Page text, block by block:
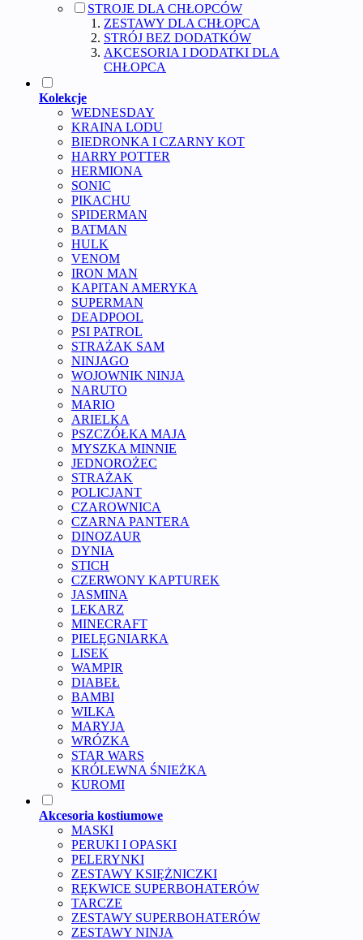
STROJE DLA CHŁOPCÓW
ZESTAWY DLA CHŁOPCA
STRÓJ BEZ DODATKÓW
AKCESORIA I DODATKI DLA
CHŁOPCA
Kolekcje
WEDNESDAY
KRAINA LODU
BIEDRONKA I CZARNY KOT
HARRY POTTER
HERMIONA
SONIC
PIKACHU
SPIDERMAN
BATMAN
HULK
VENOM
IRON MAN
KAPITAN AMERYKA
SUPERMAN
DEADPOOL
PSI PATROL
STRAŻAK SAM
NINJAGO
WOJOWNIK NINJA
NARUTO
MARIO
ARIELKA
PSZCZÓŁKA MAJA
MYSZKA MINNIE
JEDNOROŻEC
STRAŻAK
POLICJANT
CZAROWNICA
CZARNA PANTERA
DINOZAUR
DYNIA
STICH
CZERWONY KAPTUREK
JASMINA
LEKARZ
MINECRAFT
PIELĘGNIARKA
LISEK
WAMPIR
DIABEŁ
BAMBI
WILKA
MARYJA
WRÓZKA
STAR WARS
KRÓLEWNA ŚNIEŻKA
KUROMI
Akcesoria kostiumowe
MASKI
PERUKI I OPASKI
PELERYNKI
ZESTAWY KSIĘŻNICZKI
RĘKWICE SUPERBOHATERÓW
TARCZE
ZESTAWY SUPERBOHATERÓW
ZESTAWY NINJA